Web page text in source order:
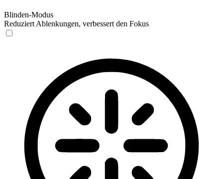
Blinden-Modus
Reduziert Ablenkungen, verbessert den Fokus